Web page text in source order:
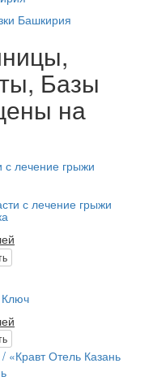
Башкирия
Базы
на
с лечение грыжи
Ключ